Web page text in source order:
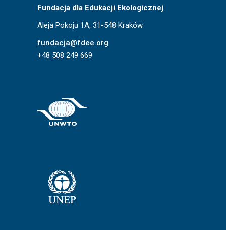
Fundacja dla Edukacji Ekologicznej
Aleja Pokoju 1A, 31-548 Kraków
fundacja@fdee.org
+48 508 249 669